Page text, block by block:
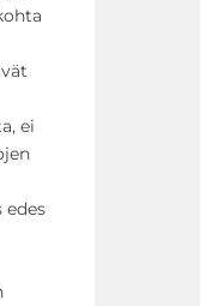
ei
edes